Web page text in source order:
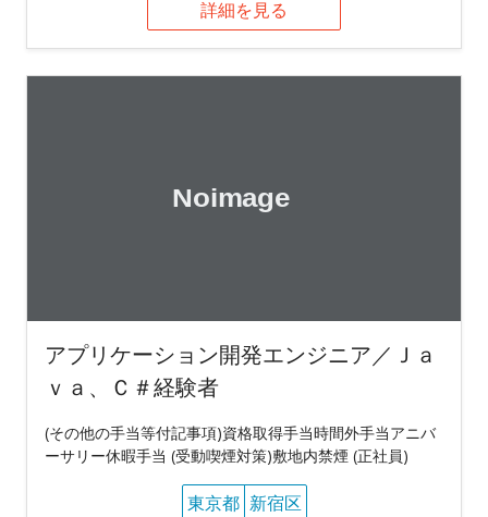
詳細を見る
アプリケーション開発エンジニア／Ｊａ
ｖａ、Ｃ＃経験者
(その他の手当等付記事項)資格取得手当時間外手当アニバ
ーサリー休暇手当 (受動喫煙対策)敷地内禁煙 (正社員)
東京都 新宿区